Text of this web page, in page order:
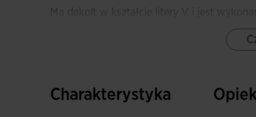
Ma dekolt w kształcie litery V i jest
dynamiki jej ruchów. Ponadto,
Plecy to obszar, w którym wilgoć
Charakterystyka